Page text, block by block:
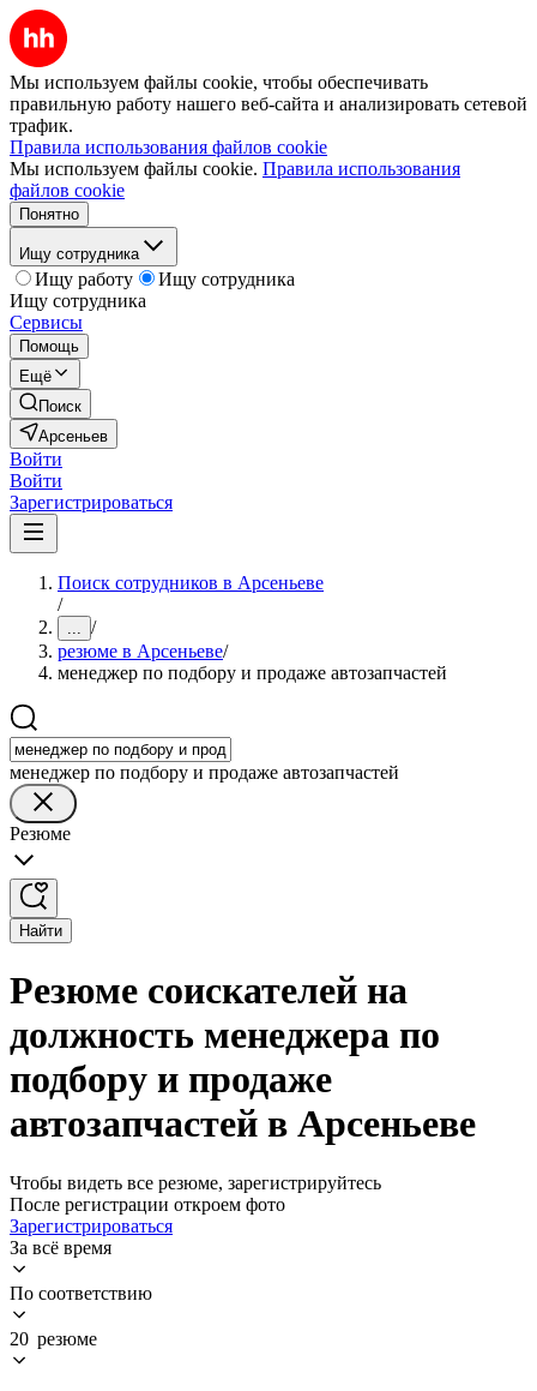
Мы используем файлы cookie, чтобы обеспечивать
правильную работу нашего веб-сайта и анализировать сетевой
трафик.
Правила использования файлов cookie
Мы используем файлы cookie. Правила использования
файлов cookie
Понятно
Ищу сотрудника
Ищу работу
Ищу сотрудника
Ищу сотрудника
Сервисы
Помощь
Ещё
Поиск
Арсеньев
Войти
Войти
Зарегистрироваться
Поиск сотрудников в Арсеньеве
/
... /
резюме в Арсеньеве/
менеджер по подбору и продаже автозапчастей
менеджер по подбору и продаже автозапчастей
Резюме
Найти
Резюме соискателей на
должность менеджера по
подбору и продаже
автозапчастей в Арсеньеве
Чтобы видеть все резюме, зарегистрируйтесь
После регистрации откроем фото
Зарегистрироваться
За всё время
По соответствию
20 резюме